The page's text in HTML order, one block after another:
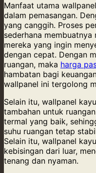
Manfaat utama
dalam pemasangan.
yang canggih. Proses
sederhana
mereka yang ingin
dengan cepat. Dengan
ruangan, maka harga
hambatan bagi
wallpanel ini tergolong
Selain itu, wallpanel
tambahan untuk
termal yang baik,
suhu ruangan tetap
Selain itu, wallpanel
kebisingan dari luar,
tenang dan nyaman.